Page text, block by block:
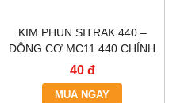
KIM PHUN SITRAK 440 –
ĐỘNG CƠ MC11.440 CHÍNH
HÃNG – GIAO HÀNG
TP.HCM
40 đ
MUA NGAY